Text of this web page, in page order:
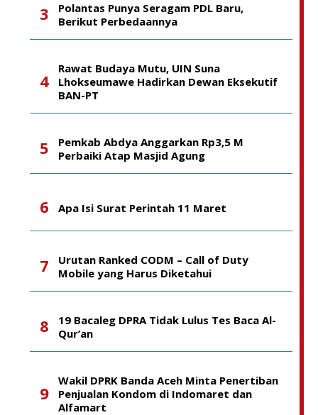
Polantas Punya Seragam PDL Baru,
Berikut Perbedaannya
Rawat Budaya Mutu, UIN Suna
Lhokseumawe Hadirkan Dewan Eksekutif
BAN-PT
Pemkab Abdya Anggarkan Rp3,5 M
Perbaiki Atap Masjid Agung
Apa Isi Surat Perintah 11 Maret
Urutan Ranked CODM – Call of Duty
Mobile yang Harus Diketahui
19 Bacaleg DPRA Tidak Lulus Tes Baca Al-
Qur’an
Wakil DPRK Banda Aceh Minta Penertiban
Penjualan Kondom di Indomaret dan
Alfamart